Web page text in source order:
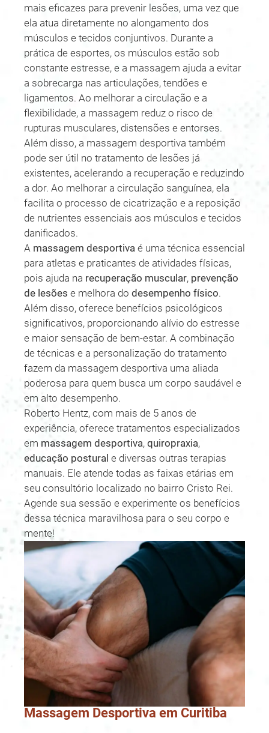
mais eficazes para prevenir lesões, uma vez que
ela atua diretamente no alongamento dos
músculos e tecidos conjuntivos. Durante a
prática de esportes, os músculos estão sob
constante estresse, e a massagem ajuda a evitar
a sobrecarga nas articulações, tendões e
ligamentos. Ao melhorar a circulação e a
flexibilidade, a massagem reduz o risco de
rupturas musculares, distensões e entorses.
Além disso, a massagem desportiva também
pode ser útil no tratamento de lesões já
existentes, acelerando a recuperação e reduzindo
a dor. Ao melhorar a circulação sanguínea, ela
facilita o processo de cicatrização e a reposição
de nutrientes essenciais aos músculos e tecidos
danificados.
A massagem desportiva é uma técnica essencial
para atletas e praticantes de atividades físicas,
pois ajuda na recuperação muscular, prevenção
de lesões e melhora do desempenho físico.
Além disso, oferece benefícios psicológicos
significativos, proporcionando alívio do estresse
e maior sensação de bem-estar. A combinação
de técnicas e a personalização do tratamento
fazem da massagem desportiva uma aliada
poderosa para quem busca um corpo saudável e
em alto desempenho.
Roberto Hentz, com mais de 5 anos de
experiência, oferece tratamentos especializados
em massagem desportiva, quiropraxia,
educação postural e diversas outras terapias
manuais. Ele atende todas as faixas etárias em
seu consultório localizado no bairro Cristo Rei.
Agende sua sessão e experimente os benefícios
dessa técnica maravilhosa para o seu corpo e
mente!
Massagem Desportiva em Curitiba